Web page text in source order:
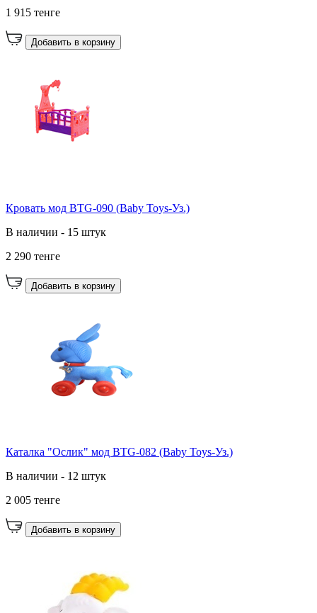
1 915 тенге
Добавить в корзину
Кровать мод BTG-090 (Baby Toys-Уз.)
В наличии - 15 штук
2 290 тенге
Добавить в корзину
Каталка "Ослик" мод BTG-082 (Baby Toys-Уз.)
В наличии - 12 штук
2 005 тенге
Добавить в корзину